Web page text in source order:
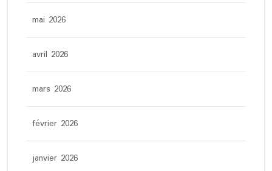
mai 2026
avril 2026
mars 2026
février 2026
janvier 2026